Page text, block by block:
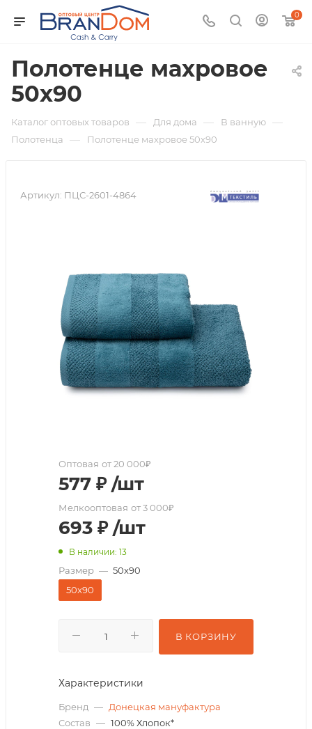
0
Полотенце махровое
50х90
Каталог оптовых товаров — Для дома — В ванную —
Полотенца — Полотенце махровое 50х90
Артикул: ПЦС-2601-4864
Оптовая от 20 000₽
577 ₽ /шт
Мелкооптовая от 3 000₽
693 ₽ /шт
В наличии: 13
Размер — 50x90
50x90
В КОРЗИНУ
Характеристики
Бренд — Донецкая мануфактура
Состав — 100% Хлопок*